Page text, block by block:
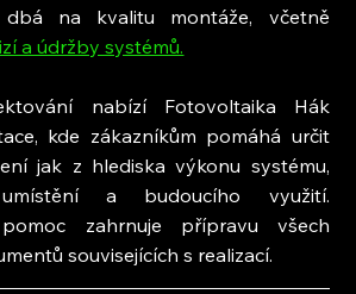
na kvalitu montáže, včetně
a údržby systémů.
nabízí Fotovoltaika Hák
kde zákazníkům pomáhá určit
jak z hlediska výkonu systému,
a budoucího využití.
zahrnuje přípravu všech
souvisejících s realizací.